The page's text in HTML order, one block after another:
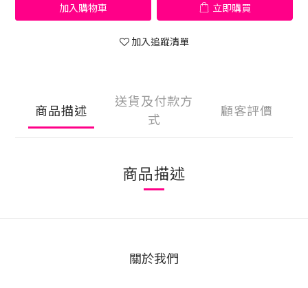
加入購物車 立即購買
加入追蹤清單
商品描述
送貨及付款方
式
顧客評價
商品描述
關於我們